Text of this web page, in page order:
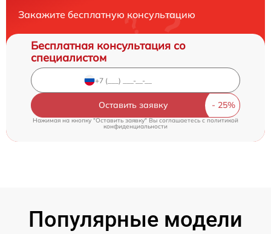
Закажите бесплатную консультацию
Бесплатная консультация со
специалистом
Оставить заявку
Нажимая на кнопку "Оставить заявку" Вы соглашаетесь cполитикой
конфиденциальности
Популярные модели